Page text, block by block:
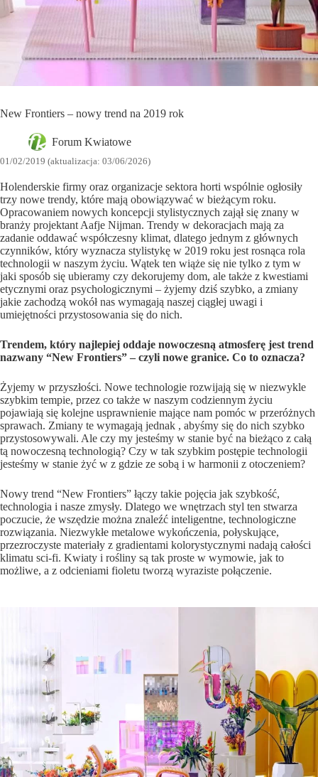
New Frontiers – nowy trend na 2019 rok
Forum Kwiatowe
01/02/2019 (aktualizacja: 03/06/2026)
Holenderskie firmy oraz organizacje sektora horti wspólnie ogłosiły
trzy nowe trendy, które mają obowiązywać w bieżącym roku.
Opracowaniem nowych koncepcji stylistycznych zajął się znany w
branży projektant Aafje Nijman. Trendy w dekoracjach mają za
zadanie oddawać współczesny klimat, dlatego jednym z głównych
czynników, który wyznacza stylistykę w 2019 roku jest rosnąca rola
technologii w naszym życiu. Wątek ten wiąże się nie tylko z tym w
jaki sposób się ubieramy czy dekorujemy dom, ale także z kwestiami
etycznymi oraz psychologicznymi – żyjemy dziś szybko, a zmiany
jakie zachodzą wokół nas wymagają naszej ciągłej uwagi i
umiejętności przystosowania się do nich.
Trendem, który najlepiej oddaje nowoczesną atmosferę jest trend
nazwany “New Frontiers” – czyli nowe granice. Co to oznacza?
Żyjemy w przyszłości. Nowe technologie rozwijają się w niezwykle
szybkim tempie, przez co także w naszym codziennym życiu
pojawiają się kolejne usprawnienie mające nam pomóc w przeróżnych
sprawach. Zmiany te wymagają jednak , abyśmy się do nich szybko
przystosowywali. Ale czy my jesteśmy w stanie być na bieżąco z całą
tą nowoczesną technologią? Czy w tak szybkim postępie technologii
jesteśmy w stanie żyć w z gdzie ze sobą i w harmonii z otoczeniem?
Nowy trend “New Frontiers” łączy takie pojęcia jak szybkość,
technologia i nasze zmysły. Dlatego we wnętrzach styl ten stwarza
poczucie, że wszędzie można znaleźć inteligentne, technologiczne
rozwiązania. Niezwykłe metalowe wykończenia, połyskujące,
przezroczyste materiały z gradientami kolorystycznymi nadają całości
klimatu sci-fi. Kwiaty i rośliny są tak proste w wymowie, jak to
możliwe, a z odcieniami fioletu tworzą wyraziste połączenie.